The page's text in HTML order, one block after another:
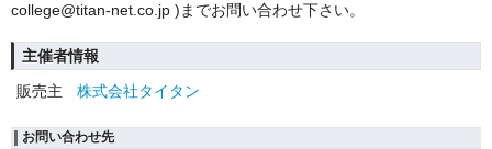
college@titan-net.co.jp )までお問い合わせ下さい。
主催者情報
販売主
株式会社タイタン
お問い合わせ先